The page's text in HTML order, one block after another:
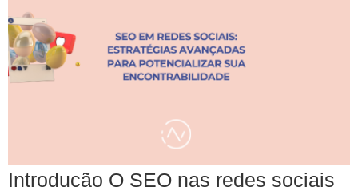
Introdução O SEO nas redes sociais